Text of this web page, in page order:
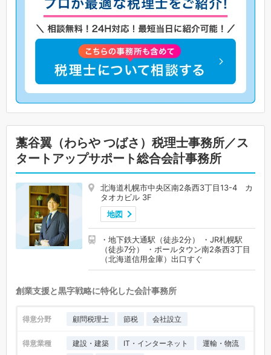
藁谷翼（わらや つばさ）税理士事務所／ス
タートアップサポート総合会計事務所
北海道札幌市中央区南2条西3丁目13-4 カ
タオカビル 3F
地図
・地下鉄大通駅（徒歩2分） ・JR札幌駅
（徒歩7分） ・ポールタウン南2条西3丁目
（北海道信用金庫）出口すぐ
創業支援と黒字戦略に特化した会計事務所
得意分野 顧問税理士 節税 会社設立
得意業種 建設・建築 IT・インターネット
運輸・物流